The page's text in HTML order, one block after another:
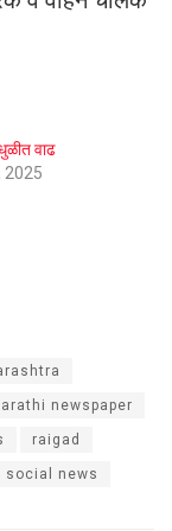
वाढ
2025
newspaper
raigad
social news